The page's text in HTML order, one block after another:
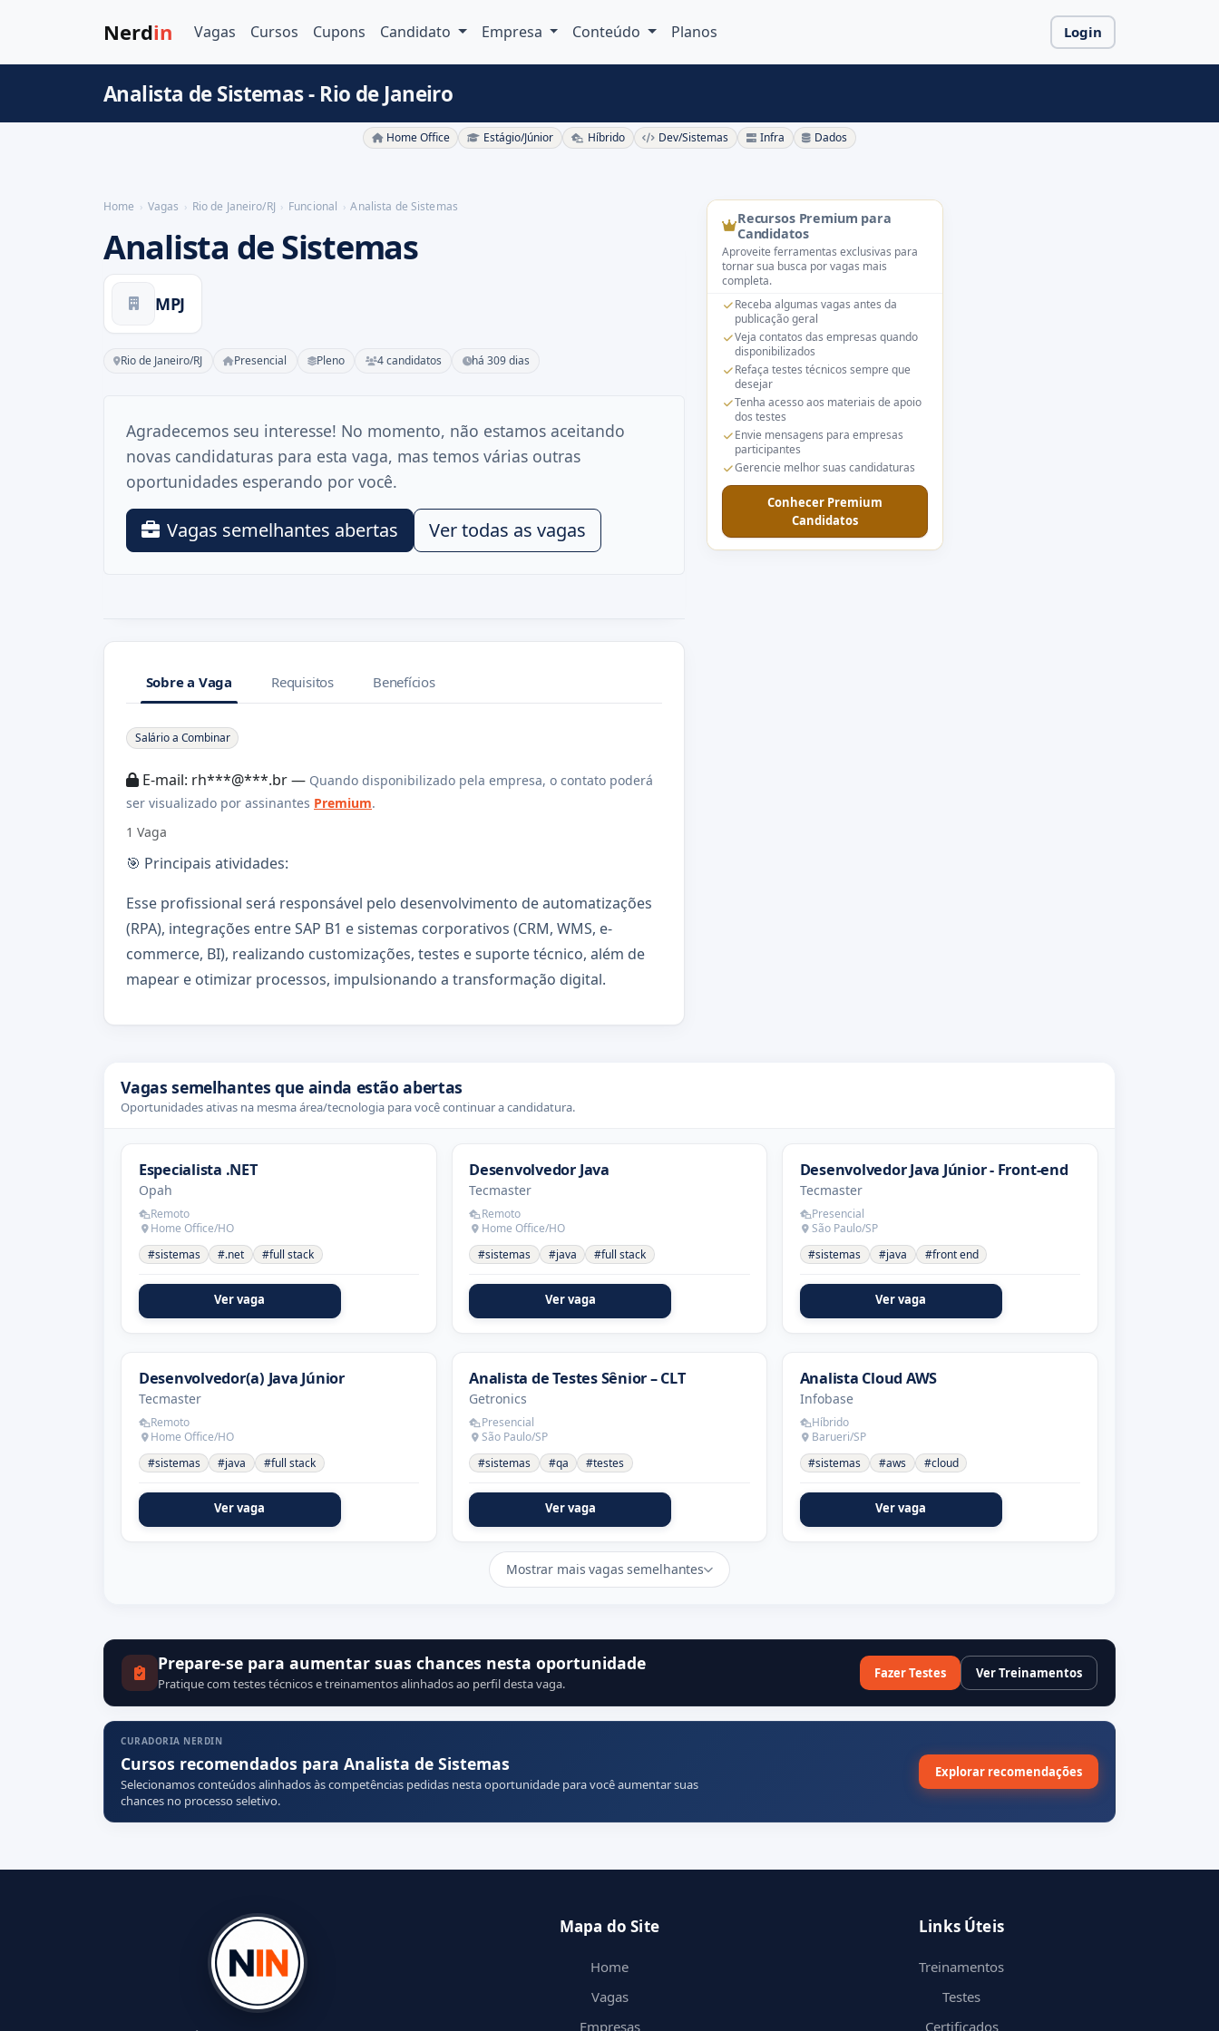
Nerdin Vagas Cursos Cupons Candidato Empresa Conteúdo Planos Login
Analista de Sistemas - Rio de Janeiro
Home Office Estágio/Júnior Híbrido Dev/Sistemas Infra Dados
Home Vagas Rio de Janeiro/RJ Funcional Analista de Sistemas
Analista de Sistemas
MPJ
Rio de Janeiro/RJ Presencial Pleno 4 candidatos há 309 dias
Agradecemos seu interesse! No momento, não estamos aceitando
novas candidaturas para esta vaga, mas temos várias outras
oportunidades esperando por você.
Vagas semelhantes abertas Ver todas as vagas
Sobre a Vaga Requisitos Benefícios
Sobre a Vaga
Salário a Combinar
E-mail: rh***@***.br — Quando disponibilizado pela empresa, o contato poderá
ser visualizado por assinantes Premium.
1 Vaga
🎯 Principais atividades:
Esse profissional será responsável pelo desenvolvimento de automatizações
(RPA), integrações entre SAP B1 e sistemas corporativos (CRM, WMS, e-
commerce, BI), realizando customizações, testes e suporte técnico, além de
mapear e otimizar processos, impulsionando a transformação digital.
Recursos Premium para
Candidatos
Aproveite ferramentas exclusivas para
tornar sua busca por vagas mais
completa.
Receba algumas vagas antes da
publicação geral
Veja contatos das empresas quando
disponibilizados
Refaça testes técnicos sempre que
desejar
Tenha acesso aos materiais de apoio
dos testes
Envie mensagens para empresas
participantes
Gerencie melhor suas candidaturas
Conhecer Premium
Candidatos
Vagas semelhantes que ainda estão abertas
Oportunidades ativas na mesma área/tecnologia para você continuar a candidatura.
Especialista .NET
Opah
Remoto
Home Office/HO
#sistemas
#.net #full stack
Ver vaga
Desenvolvedor Java
Tecmaster
Remoto
Home Office/HO
#sistemas
#java #full stack
Ver vaga
Desenvolvedor Java Júnior - Front-end
Tecmaster
Presencial
São Paulo/SP
#sistemas
#java #front end
Ver vaga
Desenvolvedor(a) Java Júnior
Tecmaster
Remoto
Home Office/HO
#sistemas
#java #full stack
Ver vaga
Analista de Testes Sênior – CLT
Getronics
Presencial
São Paulo/SP
#sistemas
#qa #testes
Ver vaga
Analista Cloud AWS
Infobase
Híbrido
Barueri/SP
#sistemas
#aws #cloud
Ver vaga
Mostrar mais vagas semelhantes
Prepare-se para aumentar suas chances nesta oportunidade
Pratique com testes técnicos e treinamentos alinhados ao perfil desta vaga.
Fazer Testes Ver Treinamentos
CURADORIA NERDIN
Cursos recomendados para Analista de Sistemas
Selecionamos conteúdos alinhados às competências pedidas nesta oportunidade para você aumentar suas
chances no processo seletivo.
Explorar recomendações
Mapa do Site
Home
Vagas
Empresas
Links Úteis
Treinamentos
Testes
Certificados